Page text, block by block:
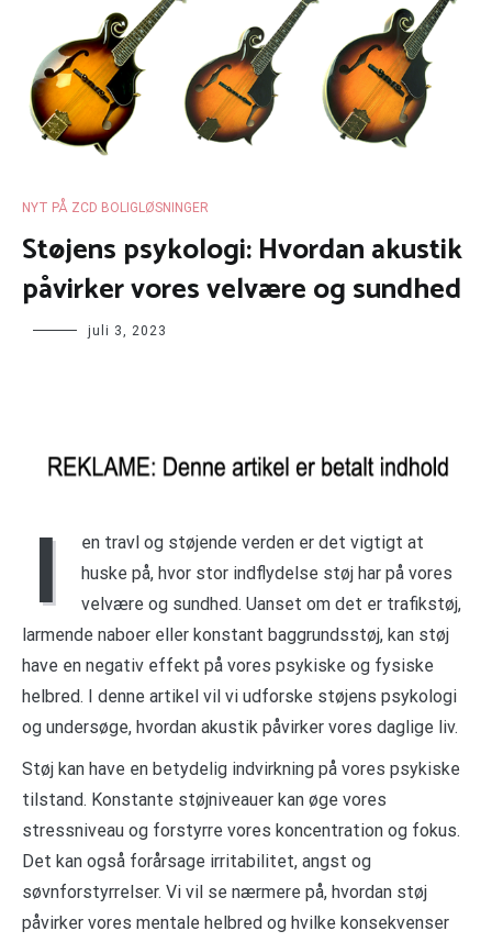
NYT PÅ ZCD BOLIGLØSNINGER
Støjens psykologi: Hvordan akustik
påvirker vores velvære og sundhed
juli 3, 2023
I
en travl og støjende verden er det vigtigt at
huske på, hvor stor indflydelse støj har på vores
velvære og sundhed. Uanset om det er trafikstøj,
larmende naboer eller konstant baggrundsstøj, kan støj
have en negativ effekt på vores psykiske og fysiske
helbred. I denne artikel vil vi udforske støjens psykologi
og undersøge, hvordan akustik påvirker vores daglige liv.
Støj kan have en betydelig indvirkning på vores psykiske
tilstand. Konstante støjniveauer kan øge vores
stressniveau og forstyrre vores koncentration og fokus.
Det kan også forårsage irritabilitet, angst og
søvnforstyrrelser. Vi vil se nærmere på, hvordan støj
påvirker vores mentale helbred og hvilke konsekvenser